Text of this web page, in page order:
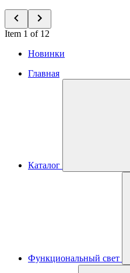
Item 1 of 12
Новинки
Главная
Каталог
Функциональный свет